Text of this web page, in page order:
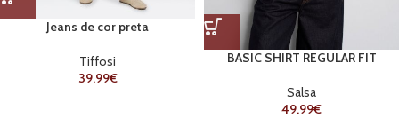
Jeans de cor preta
Tiffosi
39.99€
BASIC SHIRT REGULAR FIT
Salsa
49.99€